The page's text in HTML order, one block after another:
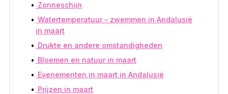
Zonneschijn
Watertemperatuur – zwemmen in Andalusië
in maart
Drukte en andere omstandigheden
Bloemen en natuur in maart
Evenementen in maart in Andalusië
Prijzen in maart